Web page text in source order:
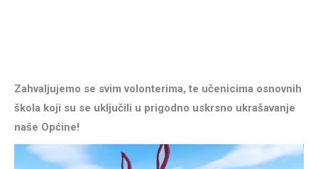
Zahvaljujemo se svim volonterima, te učenicima osnovnih
škola koji su se uključili u prigodno uskrsno ukrašavanje
naše Općine!